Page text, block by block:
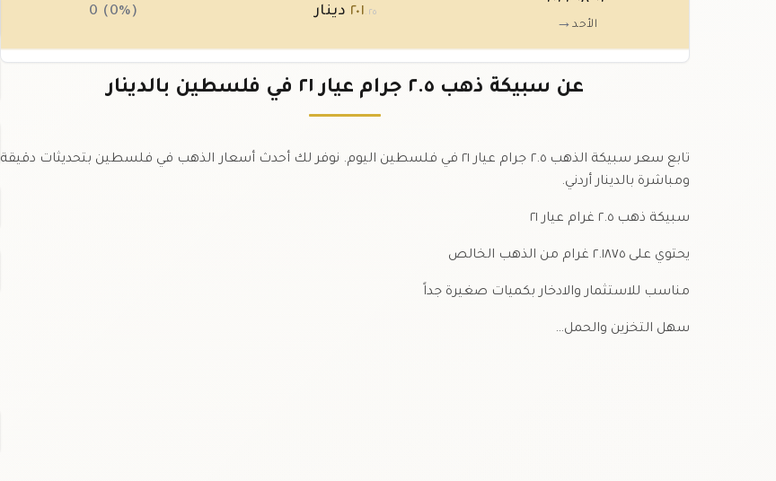
الأحد→
٢٠١.٢٥ دينار 0 (0%)
السبت→
٢٠١.٢٥ دينار 0 (0%) عن سبيكة ذهب ٢.٥ جرام عيار ٢١ في فلسطين بالدينار
تابع سعر سبيكة الذهب ٢.٥ جرام عيار ٢١ في فلسطين اليوم. نوفر لك أحدث أسعار الذهب في فلسطين بتحديثات دقيقة
ومباشرة بالدينار أردني.
سبيكة ذهب ٢.٥ غرام عيار ٢١
يحتوي على ٢.١٨٧٥ غرام من الذهب الخالص
مناسب للاستثمار والادخار بكميات صغيرة جداً
سهل التخزين والحمل…